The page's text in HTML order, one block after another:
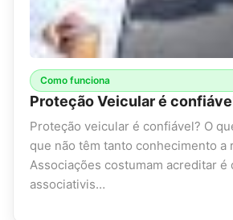
Como funciona
Proteção Veicular é
Proteção veicular é confiável? O
que não têm tanto conhecimento a
Associações costumam acreditar é
associativis…